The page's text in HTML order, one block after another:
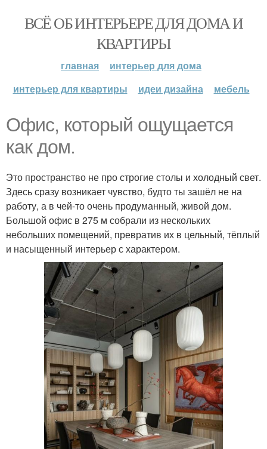
ВСЁ ОБ ИНТЕРЬЕРЕ ДЛЯ ДОМА И
КВАРТИРЫ
главная
интерьер для дома
интерьер для квартиры
идеи дизайна мебель
Офис, который ощущается
как дом.
Это пространство не про строгие столы и холодный свет.
Здесь сразу возникает чувство, будто ты зашёл не на
работу, а в чей-то очень продуманный, живой дом.
Большой офис в 275 м собрали из нескольких
небольших помещений, превратив их в цельный, тёплый
и насыщенный интерьер с характером.